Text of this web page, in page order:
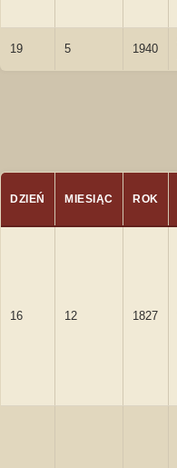
19 5 1940
DZIEŃ MIESIĄC ROK
16 12 1827